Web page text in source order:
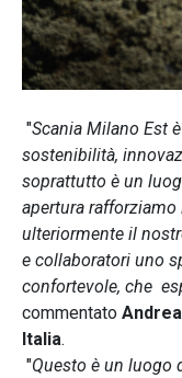
"Scania Milano Est
sostenibilità,
soprattutto è un
apertura
ulteriormente il
e collaboratori uno
confortevole, che
commentato
Italia.
"Questo è un luogo